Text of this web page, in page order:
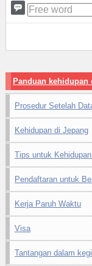
Panduan
Prosedur Setelah
Kehidupan di Jepang
Tips untuk
Pendaftaran untuk
Kerja Paruh Waktu
Visa
Tantangan dalam